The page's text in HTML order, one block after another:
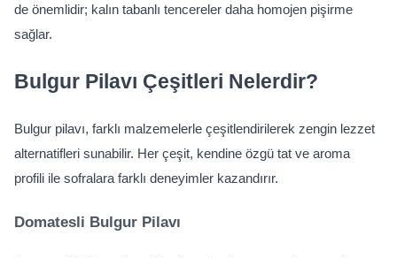
de önemlidir; kalın tabanlı tencereler daha homojen pişirme
sağlar.
Bulgur Pilavı Çeşitleri Nelerdir?
Bulgur pilavı, farklı malzemelerle çeşitlendirilerek zengin lezzet
alternatifleri sunabilir. Her çeşit, kendine özgü tat ve aroma
profili ile sofralara farklı deneyimler kazandırır.
Domatesli Bulgur Pilavı